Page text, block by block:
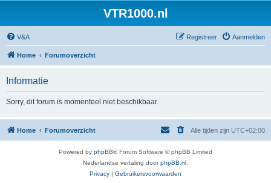
VTR1000.nl
V&A Aanmelden
Registreer
Home Forumoverzicht
Informatie
Sorry, dit forum is momenteel niet beschikbaar.
Home Forumoverzicht Alle tijden zijn UTC+02:00
Powered by phpBB® Forum Software © phpBB Limited
Nederlandse vertaling doorphpBB.nl
Privacy | Gebruikersvoorwaarden